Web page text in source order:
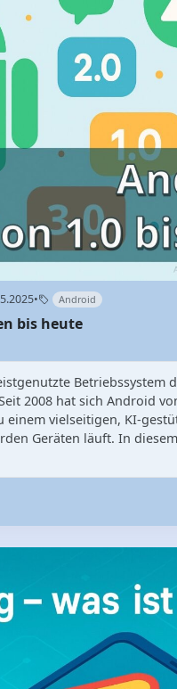
• Android
bis heute
Betriebssystem
2008 hat sich Android
einem vielseitigen, KI-
Geräten läuft. In